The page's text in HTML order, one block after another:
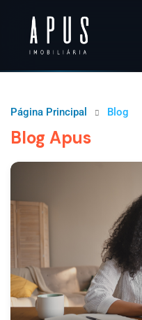
Página Principal Blog
Blog Apus